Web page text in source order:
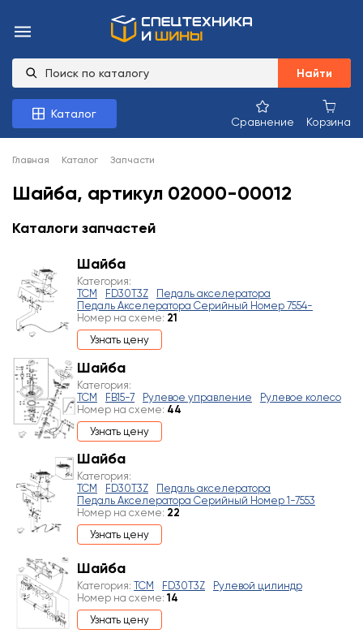
Найти
Каталог
Сравнение Корзина
Главная Каталог Запчасти
Шайба, артикул 02000-00012
Каталоги запчастей
Шайба
Категория:
TCM
FD30T3Z
Педаль акселератора
Педаль Акселератора Серийный Номер 7554-
Номер на схеме: 21
Узнать цену
Шайба
Категория:
TCM
FB15-7 Рулевое управление
Рулевое колесо
Номер на схеме: 44
Узнать цену
Шайба
Категория:
TCM
FD30T3Z
Педаль акселератора
Педаль Акселератора Серийный Номер 1-7553
Номер на схеме: 22
Узнать цену
Шайба
Категория: TCM FD30T3Z
Рулевой цилиндр
Номер на схеме: 14
Узнать цену